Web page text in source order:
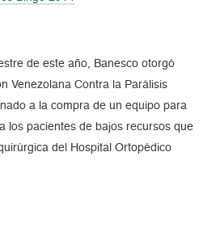
de este año, Banesco otorgó
Venezolana Contra la Parálisis
a la compra de un equipo para
los pacientes de bajos recursos que
del Hospital Ortopédico